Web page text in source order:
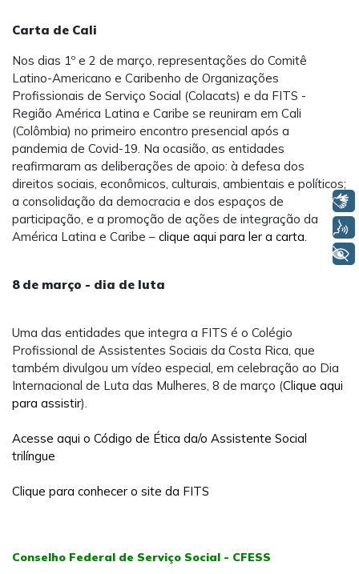
Carta de Cali
Nos dias 1º e 2 de março, representações do Comitê
Latino-Americano e Caribenho de Organizações
Profissionais de Serviço Social (Colacats) e da FITS -
Região América Latina e Caribe se reuniram em Cali
(Colômbia) no primeiro encontro presencial após a
pandemia de Covid-19. Na ocasião, as entidades
reafirmaram as deliberações de apoio: à defesa dos
direitos sociais, econômicos, culturais, ambientais e políticos;
a consolidação da democracia e dos espaços de
participação, e a promoção de ações de integração da
América Latina e Caribe – clique aqui para ler a carta.
8 de março - dia de luta
Uma das entidades que integra a FITS é o Colégio
Profissional de Assistentes Sociais da Costa Rica, que
também divulgou um vídeo especial, em celebração ao Dia
Internacional de Luta das Mulheres, 8 de março (Clique aqui
para assistir).
Acesse aqui o Código de Ética da/o Assistente Social
trilíngue
Clique para conhecer o site da FITS
Conselho Federal de Serviço Social - CFESS
Libras
Voz